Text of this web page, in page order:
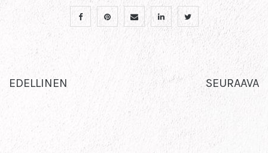
EDELLINEN SEURAAVA